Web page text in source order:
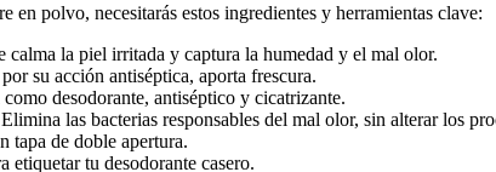
en polvo, necesitarás estos ingredientes y herramientas clave:
la piel irritada y captura la humedad y el mal olor.
su acción antiséptica, aporta frescura.
desodorante, antiséptico y cicatrizante.
las bacterias responsables del mal olor, sin alterar los
tapa de doble apertura.
etiquetar tu desodorante casero.